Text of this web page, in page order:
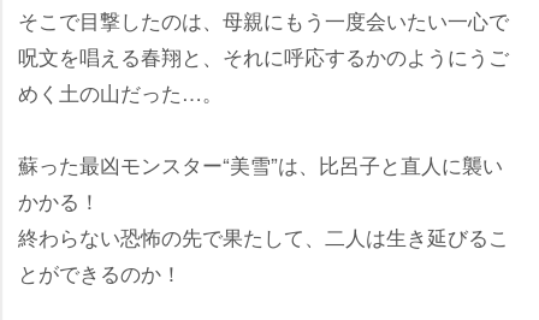
そこで目撃したのは、母親にもう一度会いたい一心で
呪文を唱える春翔と、それに呼応するかのようにうご
めく土の山だった…。
蘇った最凶モンスター“美雪”は、比呂子と直人に襲い
かかる！
終わらない恐怖の先で果たして、二人は生き延びるこ
とができるのか！